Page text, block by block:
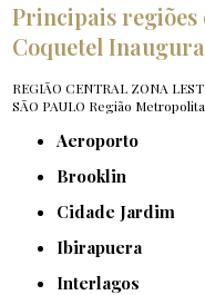
Principais regiões
Coquetel
REGIÃO CENTRAL ZONA
SÃO PAULO Região
Aeroporto
Brooklin
Cidade Jardim
Ibirapuera
Interlagos